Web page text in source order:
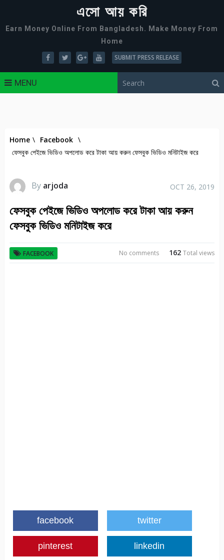
এসো আয় করি
Earn Money Online From Bangladesh. Make Money From
Home
SUBMIT PRESS RELEASE
MENU
Home \ Facebook \
ফেসবুক পেইজে ভিডিও অপলোড করে টাকা আয় করুন ফেসবুক ভিডিও মনিটাইজ করে
By arjoda OCT 26, 2019
ফেসবুক পেইজে ভিডিও অপলোড করে টাকা আয় করুন
ফেসবুক ভিডিও মনিটাইজ করে
FACEBOOK 162Total views
No comments
facebook twitter
pinterest linkedin